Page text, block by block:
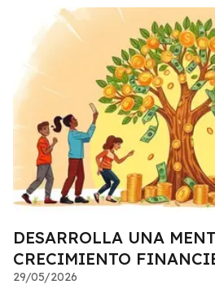
DESARROLLA UNA
CRECIMIENTO
29/05/2026